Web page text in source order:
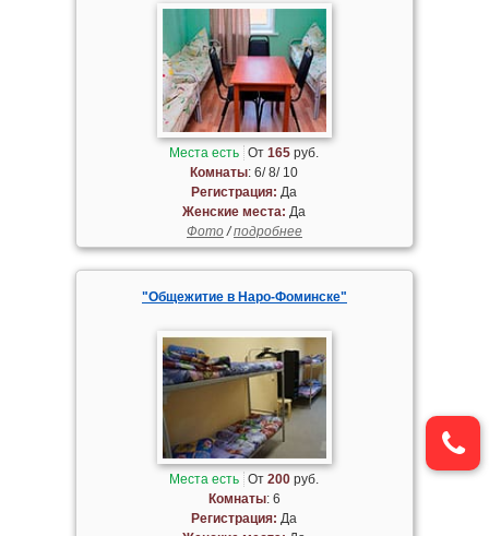
Места есть От165 руб.
Комнаты: 6/ 8/ 10
Регистрация: Да
Женские места: Да
Фото/подробнее
"Общежитие в Наро-Фоминске"
Места есть От200 руб.
Комнаты: 6
Регистрация: Да